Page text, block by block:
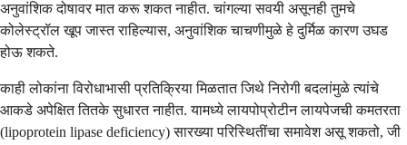
अनुवांशिक दोषावर मात करू शकत नाहीत. चांगल्या सवयी असूनही तुमचे
कोलेस्ट्रॉल खूप जास्त राहिल्यास, अनुवांशिक चाचणीमुळे हे दुर्मिळ कारण उघड
होऊ शकते.
काही लोकांना विरोधाभासी प्रतिक्रिया मिळतात जिथे निरोगी बदलांमुळे त्यांचे
आकडे अपेक्षित तितके सुधारत नाहीत. यामध्ये लायपोप्रोटीन लायपेजची कमतरता
(lipoprotein lipase deficiency) सारख्या परिस्थितींचा समावेश असू शकतो, जी